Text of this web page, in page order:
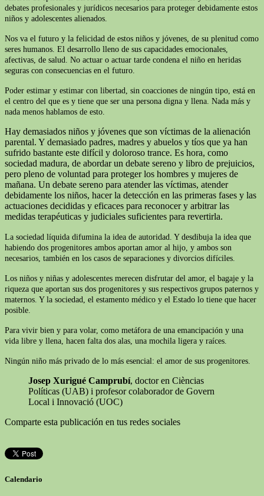
debates profesionales y jurídicos necesarios para proteger debidamente estos
niños y adolescentes alienados.
Nos va el futuro y la felicidad de estos niños y jóvenes, de su plenitud como
seres humanos. El desarrollo lleno de sus capacidades emocionales,
afectivas, de salud. No actuar o actuar tarde condena el niño en heridas
seguras con consecuencias en el futuro.
Poder estimar y estimar con libertad, sin coacciones de ningún tipo, está en
el centro del que es y tiene que ser una persona digna y llena. Nada más y
nada menos hablamos de esto.
Hay demasiados niños y jóvenes que son víctimas de la alienación
parental. Y demasiado padres, madres y abuelos y tíos que ya han
sufrido bastante este difícil y doloroso trance. Es hora, como
sociedad madura, de abordar un debate sereno y libro de prejuicios,
pero pleno de voluntad para proteger los hombres y mujeres de
mañana. Un debate sereno para atender las víctimas, atender
debidamente los niños, hacer la detección en las primeras fases y las
actuaciones decididas y eficaces para reconocer y arbitrar las
medidas terapéuticas y judiciales suficientes para revertirla.
La sociedad líquida difumina la idea de autoridad. Y desdibuja la idea que
habiendo dos progenitores ambos aportan amor al hijo, y ambos son
necesarios, también en los casos de separaciones y divorcios difíciles.
Los niños y niñas y adolescentes merecen disfrutar del amor, el bagaje y la
riqueza que aportan sus dos progenitores y sus respectivos grupos paternos y
maternos. Y la sociedad, el estamento médico y el Estado lo tiene que hacer
posible.
Para vivir bien y para volar, como metáfora de una emancipación y una
vida libre y llena, hacen falta dos alas, una mochila ligera y raíces.
Ningún niño más privado de lo más esencial: el amor de sus progenitores.
Josep Xurigué Camprubí, doctor en Cièncias
Políticas (UAB) i profesor colaborador de Govern
Local i Innovació (UOC)
Comparte esta publicación en tus redes sociales
Calendario